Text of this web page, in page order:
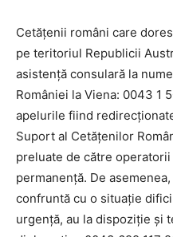
Cetăţenii români care
pe teritoriul Republicii
asistenţă consulară la
României la Viena: 0043 1
apelurile fiind
Suport al Cetăţenilor
preluate de către
permanenţă. De
confruntă cu o situaţie
urgenţă, au la dispoziţie şi